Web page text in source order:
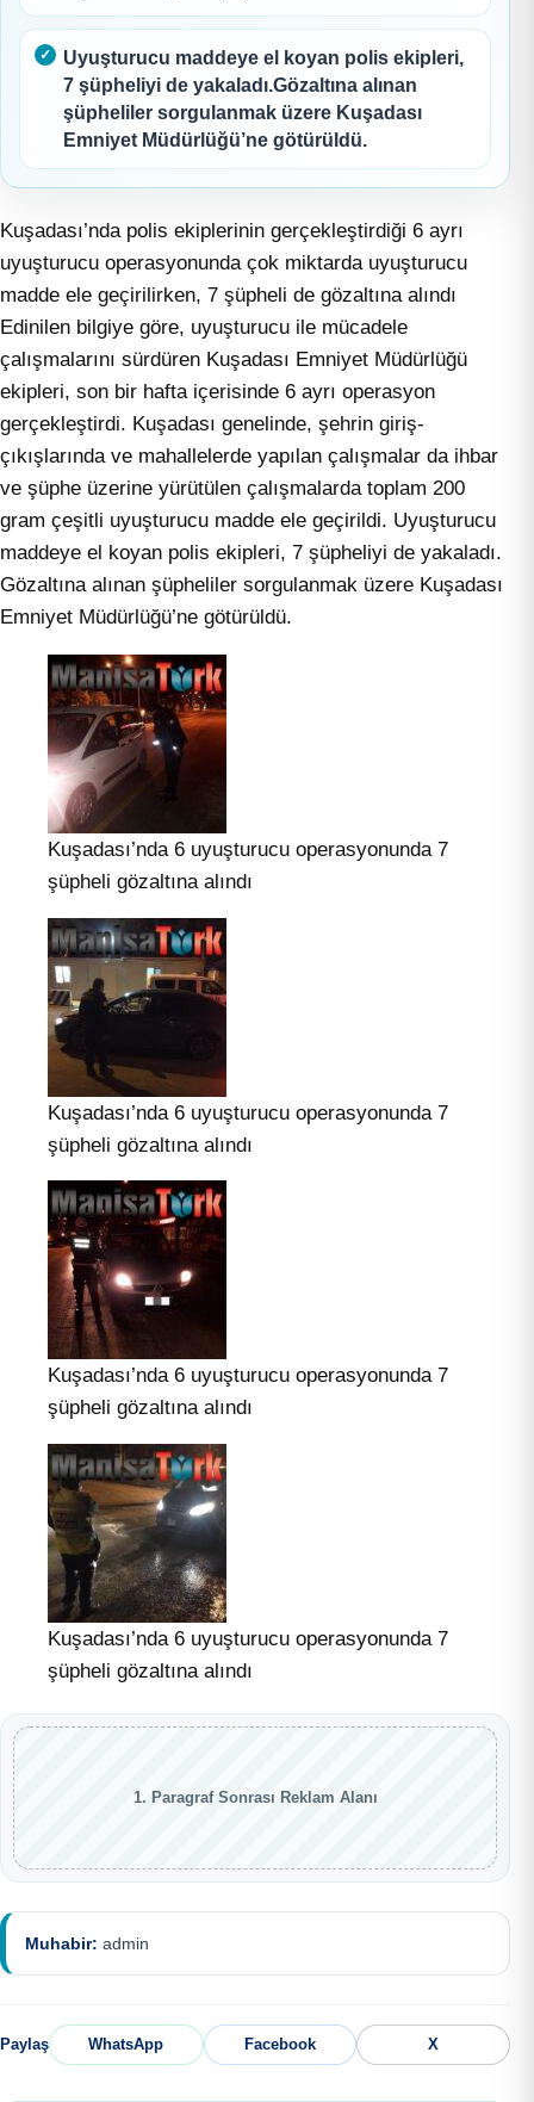
Uyuşturucu maddeye el koyan polis ekipleri,
7 şüpheliyi de yakaladı.Gözaltına alınan
şüpheliler sorgulanmak üzere Kuşadası
Emniyet Müdürlüğü’ne götürüldü.
Kuşadası’nda polis ekiplerinin gerçekleştirdiği 6 ayrı
uyuşturucu operasyonunda çok miktarda uyuşturucu
madde ele geçirilirken, 7 şüpheli de gözaltına alındı
Edinilen bilgiye göre, uyuşturucu ile mücadele
çalışmalarını sürdüren Kuşadası Emniyet Müdürlüğü
ekipleri, son bir hafta içerisinde 6 ayrı operasyon
gerçekleştirdi. Kuşadası genelinde, şehrin giriş-
çıkışlarında ve mahallelerde yapılan çalışmalar da ihbar
ve şüphe üzerine yürütülen çalışmalarda toplam 200
gram çeşitli uyuşturucu madde ele geçirildi. Uyuşturucu
maddeye el koyan polis ekipleri, 7 şüpheliyi de yakaladı.
Gözaltına alınan şüpheliler sorgulanmak üzere Kuşadası
Emniyet Müdürlüğü’ne götürüldü.
Kuşadası’nda 6 uyuşturucu operasyonunda 7
şüpheli gözaltına alındı
Kuşadası’nda 6 uyuşturucu operasyonunda 7
şüpheli gözaltına alındı
Kuşadası’nda 6 uyuşturucu operasyonunda 7
şüpheli gözaltına alındı
Kuşadası’nda 6 uyuşturucu operasyonunda 7
şüpheli gözaltına alındı
1. Paragraf Sonrası Reklam Alanı
Muhabir: admin
Paylaş WhatsApp Facebook X